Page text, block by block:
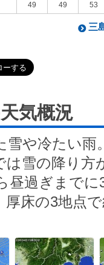
49 49 53
三
気概況
雪や冷たい雨
は雪の降り方
昼過ぎまで
床の3地点